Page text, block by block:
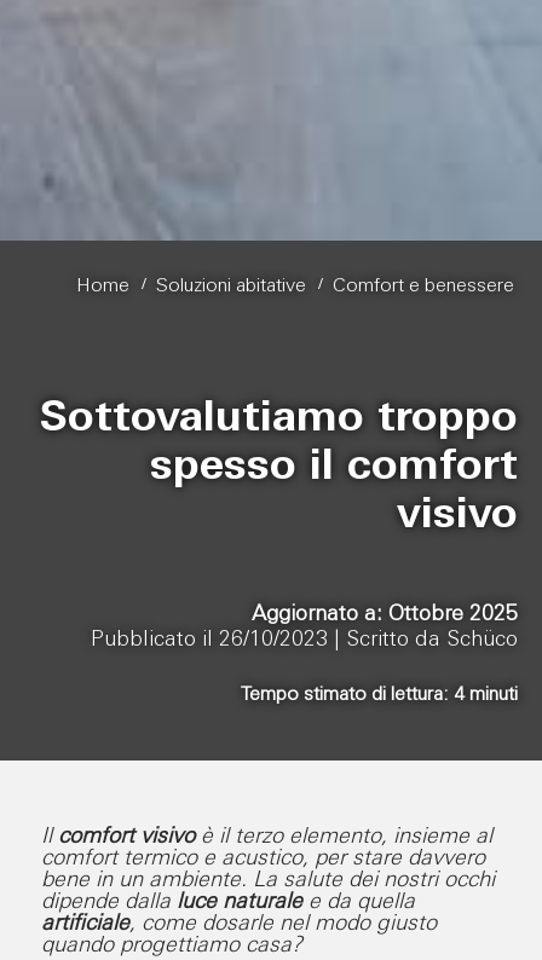
Home / Soluzioni abitative / Comfort e benessere
Sottovalutiamo troppo
spesso il comfort
visivo
Aggiornato a: Ottobre 2025
Pubblicato il 26/10/2023 | Scritto da Schüco
Tempo stimato di lettura: 4 minuti
Il comfort visivoè il terzo elemento, insieme al
comfort termico e acustico, per stare davvero
bene in un ambiente. La salute dei nostri occhi
dipende dalla luce naturalee da quella
artificiale, come dosarle nel modo giusto
quando progettiamo casa?